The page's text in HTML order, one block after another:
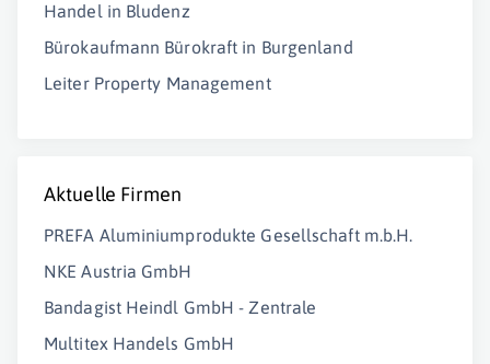
Handel in Bludenz
Bürokaufmann Bürokraft in Burgenland
Leiter Property Management
Aktuelle Firmen
PREFA Aluminiumprodukte Gesellschaft m.b.H.
NKE Austria GmbH
Bandagist Heindl GmbH - Zentrale
Multitex Handels GmbH